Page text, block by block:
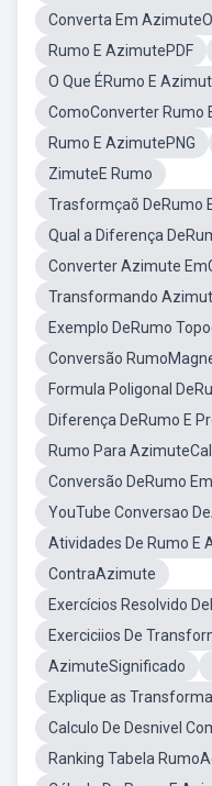
Converta Em
Rumo E AzimutePDF
O Que ÉRumo E
ComoConverter Rumo
Rumo E AzimutePNG
ZimuteE Rumo
Trasformçaõ DeRumo
Qual a Diferença
Converter Azimute
Transformando
Exemplo DeRumo
Conversão
Formula Poligonal
Diferença DeRumo E
Rumo Para
Conversão DeRumo
YouTube Conversao
Atividades De Rumo E
ContraAzimute
Exercícios Resolvido
Exerciciios De
AzimuteSignificado
Explique as
Calculo De Desnivel
Ranking Tabela